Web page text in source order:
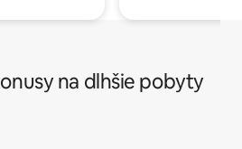
na dlhšie pobyty